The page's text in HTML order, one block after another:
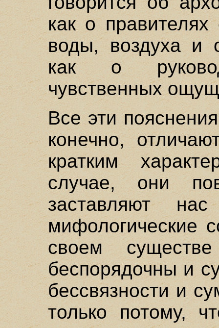
как о
воды, воздуха и
как о
чувственных
Все эти
конечно,
кратким
случае, они
заставляют
мифологические
своем
беспорядочны и
бессвязности и
только потому,